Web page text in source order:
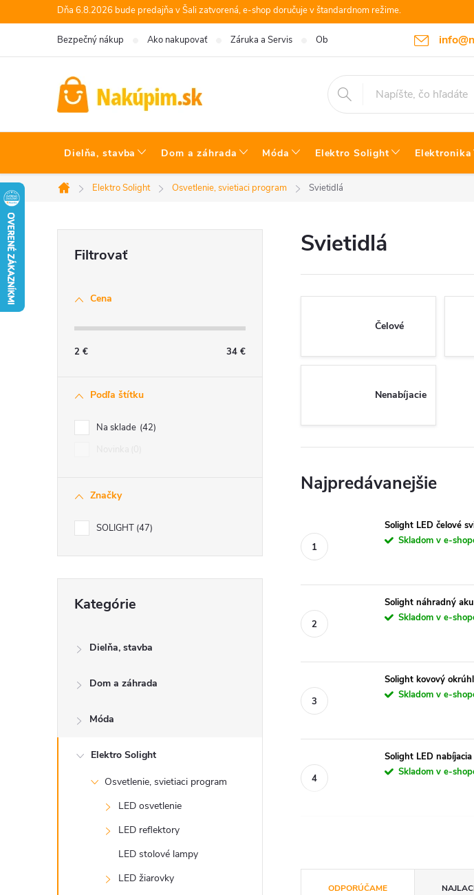
na
Dňa 6.8.2026 bude predajňa v Šali zatvorená, e-shop doručuje v štandardnom režime.
Bezpečný nákup Ako nakupovať Záruka a Servis Obchodné podmienky Platby a
Dielňa, stavba Dom a záhrada Móda Elektro Solight Elektronika
Domov
Elektro Solight Osvetlenie, svietiaci program Svietidlá
l
Cena
2 € 34 €
Podľa štítku
Na sklade 42
Značky
SOLIGHT 47
kategórie
Kategórie
Dielňa, stavba
Dom a záhrada
Móda
Elektro Solight
Osvetlenie, svietiaci program
LED osvetlenie
LED reflektory
LED stolové lampy
LED žiarovky
Svietidlá
Čelové
Nenabíjacie
Najpredávanejšie
Solight LED čelové
Skladom v e-
Solight náhradný
Skladom v e-
Solight kovový
Skladom v e-
Solight LED
Skladom v e-
ODPORÚČAME